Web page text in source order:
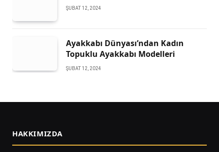
ŞUBAT 12, 2024
Ayakkabı Dünyası’ndan Kadın
Topuklu Ayakkabı Modelleri
ŞUBAT 12, 2024
HAKKIMIZDA